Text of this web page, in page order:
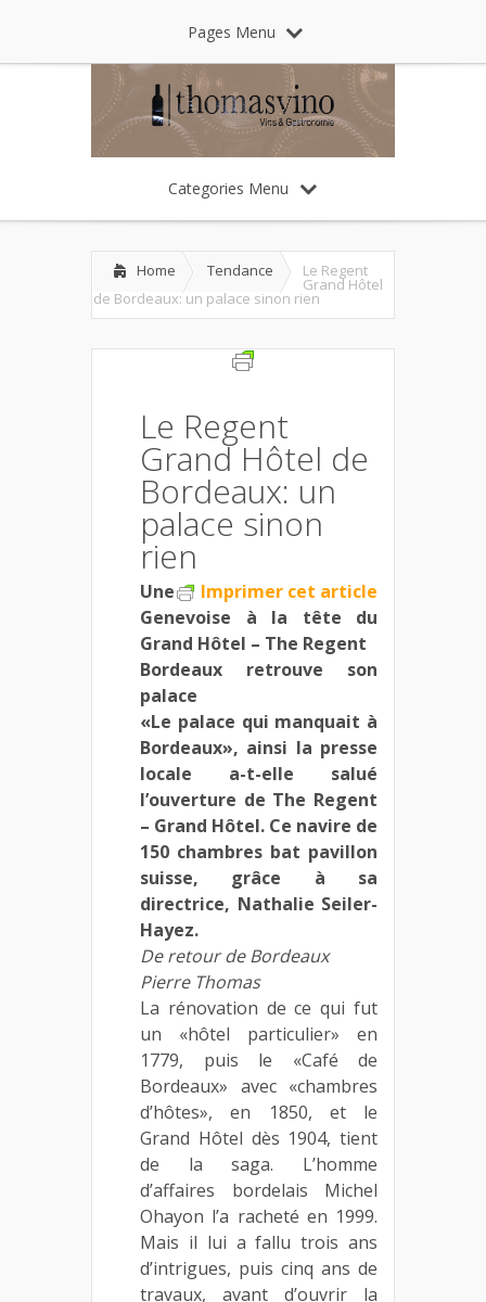
Pages Menu
Categories Menu
Home Tendance Le Regent
Grand Hôtel
de Bordeaux: un palace sinon rien
Le Regent
Grand Hôtel de
Bordeaux: un
palace sinon
rien
Imprimer cet article
Une
Genevoise à la tête du
Grand Hôtel – The Regent
Bordeaux retrouve son
palace
«Le palace qui manquait à
Bordeaux», ainsi la presse
locale a-t-elle salué
l’ouverture de The Regent
– Grand Hôtel. Ce navire de
150 chambres bat pavillon
suisse, grâce à sa
directrice, Nathalie Seiler-
Hayez.
De retour de Bordeaux
Pierre Thomas
La rénovation de ce qui fut
un «hôtel particulier» en
1779, puis le «Café de
Bordeaux» avec «chambres
d’hôtes», en 1850, et le
Grand Hôtel dès 1904, tient
de la saga. L’homme
d’affaires bordelais Michel
Ohayon l’a racheté en 1999.
Mais il lui a fallu trois ans
d’intrigues, puis cinq ans de
travaux, avant d’ouvrir la